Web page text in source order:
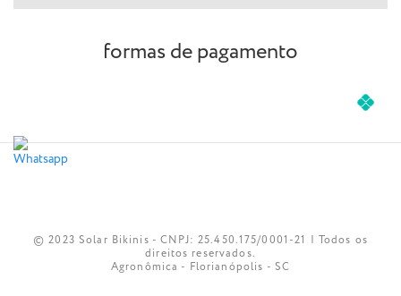
formas de pagamento
© 2023 Solar Bikinis - CNPJ: 25.450.175/0001-21 | Todos os
direitos reservados.
Agronômica - Florianópolis - SC